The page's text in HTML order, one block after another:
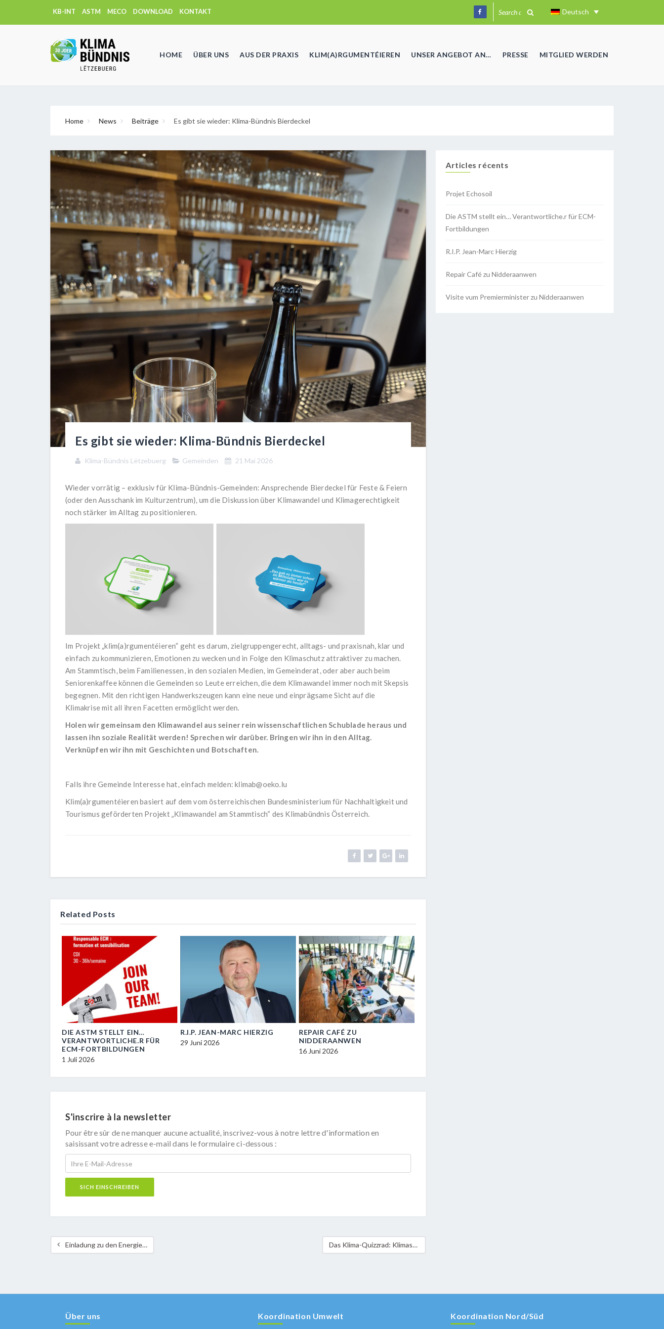
KB-INT ASTM MECO DOWNLOAD KONTAKT Deutsch
HOME ÜBER UNS AUS DER PRAXIS KLIM(A)RGUMENTÉIEREN UNSER ANGEBOT AN… PRESSE MITGLIED WERDEN
Home News Beiträge Es gibt sie wieder: Klima-Bündnis Bierdeckel
Es gibt sie wieder: Klima-Bündnis Bierdeckel
Klima-Bündnis Lëtzebuerg Gemeinden 21 Mai 2026
Wieder vorrätig – exklusiv für Klima-Bündnis-Gemeinden: Ansprechende Bierdeckel für Feste & Feiern
(oder den Ausschank im Kulturzentrum), um die Diskussion über Klimawandel und Klimagerechtigkeit
noch stärker im Alltag zu positionieren.
Im Projekt „klim(a)rgumentéieren“ geht es darum, zielgruppengerecht, alltags- und praxisnah, klar und
einfach zu kommunizieren, Emotionen zu wecken und in Folge den Klimaschutz attraktiver zu machen.
Am Stammtisch, beim Familienessen, in den sozialen Medien, im Gemeinderat, oder aber auch beim
Seniorenkaffee können die Gemeinden so Leute erreichen, die dem Klimawandel immer noch mit Skepsis
begegnen. Mit den richtigen Handwerkszeugen kann eine neue und einprägsame Sicht auf die
Klimakrise mit all ihren Facetten ermöglicht werden.
Holen wir gemeinsam den Klimawandel aus seiner rein wissenschaftlichen Schublade heraus und
lassen ihn soziale Realität werden! Sprechen wir darüber. Bringen wir ihn in den Alltag.
Verknüpfen wir ihn mit Geschichten und Botschaften.
Falls ihre Gemeinde Interesse hat, einfach melden:klimab@oeko.lu
Klim(a)rgumentéieren basiert auf dem vom österreichischen Bundesministerium für Nachhaltigkeit und
Tourismus geförderten Projekt „Klimawandel am Stammtisch“ des Klimabündnis Österreich.
Related Posts
DIE ASTM STELLT EIN…
VERANTWORTLICHE.R FÜR
ECM-FORTBILDUNGEN
1 Juli 2026
R.I.P. JEAN-MARC HIERZIG
29 Juni 2026
REPAIR CAFÉ ZU
NIDDERAANWEN
16 Juni 2026
S'inscrire à la newsletter
Pour être sûr de ne manquer aucune actualité, inscrivez-vous à notre lettre d'information en
saisissant votre adresse e-mail dans le formulaire ci-dessous :
Einladung zu den Energiewochen 2026 /11. – 20. Juni 2026 Das Klima-Quizzrad: Klimaschutz bei lokalen Veranstaltungen zum Thema machen
Articles récents
Projet Echosoil
Die ASTM stellt ein… Verantwortliche.r für ECM-
Fortbildungen
R.I.P. Jean-Marc Hierzig
Repair Café zu Nidderaanwen
Visite vum Premierminister zu Nidderaanwen
Über uns Koordination Umwelt Koordination Nord/Süd